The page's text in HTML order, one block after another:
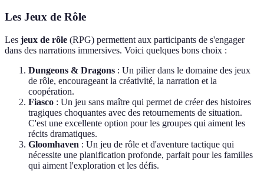
Les Jeux de Rôle
Les jeux de rôle (RPG) permettent aux participants de s'engager
dans des narrations immersives. Voici quelques bons choix :
Dungeons & Dragons : Un pilier dans le domaine des jeux
de rôle, encourageant la créativité, la narration et la
coopération.
Fiasco : Un jeu sans maître qui permet de créer des histoires
tragiques choquantes avec des retournements de situation.
C'est une excellente option pour les groupes qui aiment les
récits dramatiques.
Gloomhaven : Un jeu de rôle et d'aventure tactique qui
nécessite une planification profonde, parfait pour les familles
qui aiment l'exploration et les défis.